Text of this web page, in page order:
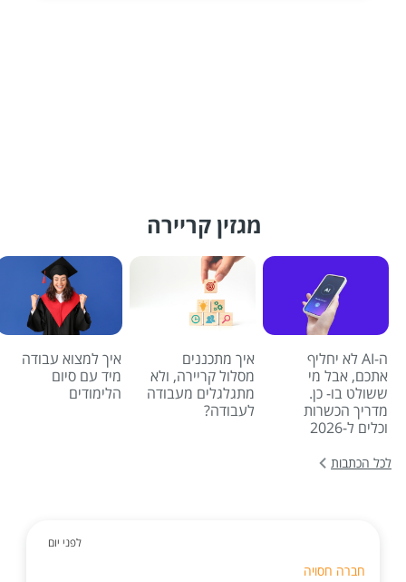
מגזין קריירה
ה-AI לא יחליף
אתכם, אבל מי
ששולט בו- כן.
מדריך הכשרות
וכלים ל-2026
איך מתכננים
מסלול קריירה, ולא
מתגלגלים מעבודה
לעבודה?
איך למצוא עבודה
מיד עם סיום
הלימודים
לכל הכתבות
לפני יום
חברה חסויה